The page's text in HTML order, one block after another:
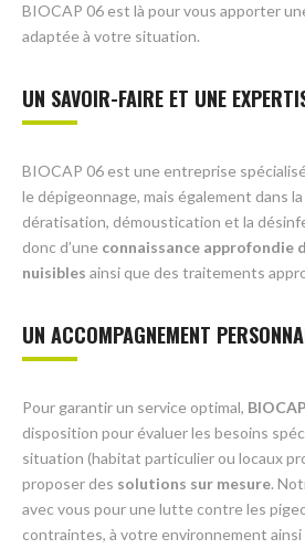
BIOCAP 06 est là pour vous apporter
adaptée à votre situation.
UN SAVOIR-FAIRE ET UNE
BIOCAP 06 est une entreprise
le dépigeonnage, mais également dans
dératisation, démoustication et la
donc d’une connaissance approfondie
nuisibles ainsi que des traitements
UN ACCOMPAGNEMENT
Pour garantir un service optimal,
disposition pour évaluer les besoins
situation (habitat particulier ou locaux
proposer des solutions sur mesure.
avec vous pour une lutte contre les
contraintes, à votre environnement ainsi